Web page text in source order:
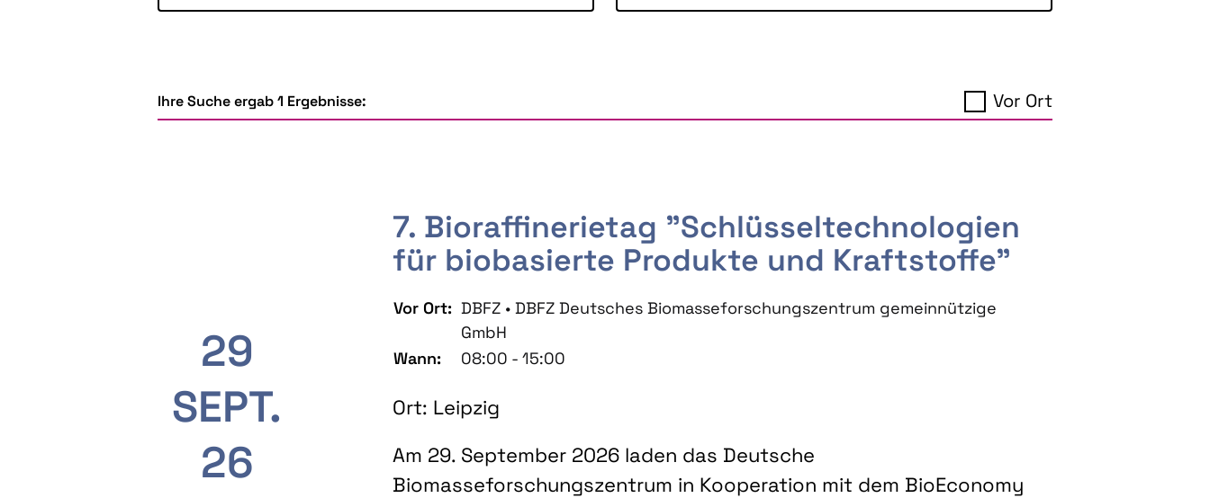
Ihre Suche ergab 1 Ergebnisse: Vor Ort
29
SEPT.
26
7. Bioraffinerietag "Schlüsseltechnologien
für biobasierte Produkte und Kraftstoffe"
Vor Ort: DBFZ • DBFZ Deutsches Biomasseforschungszentrum gemeinnützige
GmbH
Wann:
08:00 - 15:00
Ort: Leipzig
Am 29. September 2026 laden das Deutsche
Biomasseforschungszentrum in Kooperation mit dem BioEconomy